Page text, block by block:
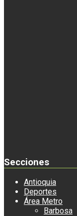
Secciones
Antioquia
Deportes
Área Metro
Barbosa